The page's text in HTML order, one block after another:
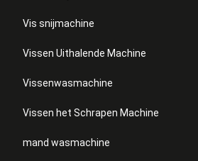
Vis snijmachine
Vissen Uithalende Machine
Vissenwasmachine
Vissen het Schrapen Machine
mand wasmachine